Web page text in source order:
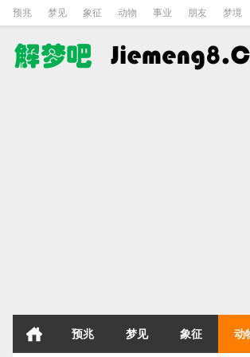
预兆 梦见 象征 动物 事业 朋友 梦境
预兆 梦见 象征 动